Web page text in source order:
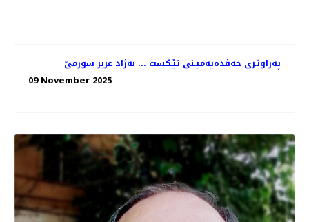
په‌راوێـزی حه‌ڤده‌یه‌میـنی تێـكست ... نه‌ژاد عزیز سورمێ
09 November 2025